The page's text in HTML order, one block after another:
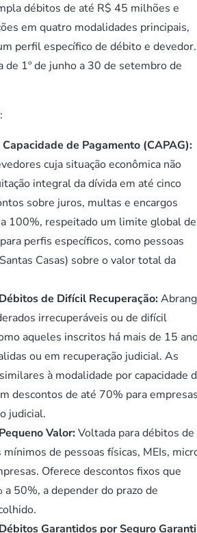
débitos de até R$ 45 milhões e
em quatro modalidades principais,
perfil específico de débito e
de 1º de junho a 30 de setembro de
de Pagamento (CAPAG):
cuja situação econômica não
integral da dívida em até cinco
sobre juros, multas e encargos
100%, respeitado um limite global de
perfis específicos, como pessoas
Casas) sobre o valor total da
de Difícil Recuperação:
irrecuperáveis ou de difícil
aqueles inscritos há mais de 15
ou em recuperação judicial. As
à modalidade por capacidade
descontos de até 70% para
judicial.
Valor:Voltada para débitos de
de pessoas físicas, MEIs,
Oferece descontos fixos que
50%, a depender do prazo de
Garantidos por Seguro